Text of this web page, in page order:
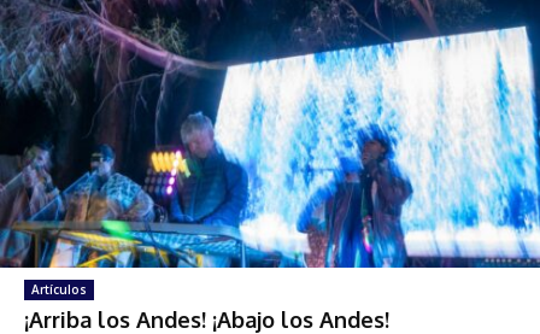
Artículos
¡Arriba los Andes! ¡Abajo los Andes!